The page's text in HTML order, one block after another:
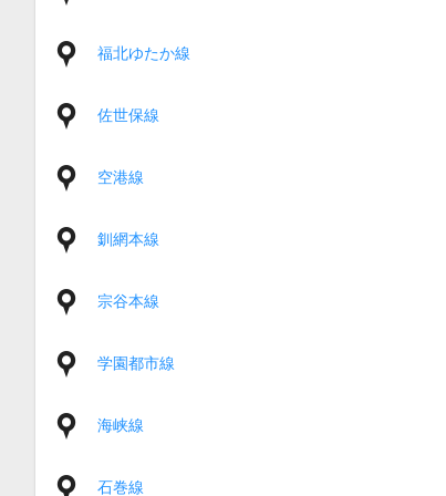
福北ゆたか線
佐世保線
空港線
釧網本線
宗谷本線
学園都市線
海峡線
石巻線